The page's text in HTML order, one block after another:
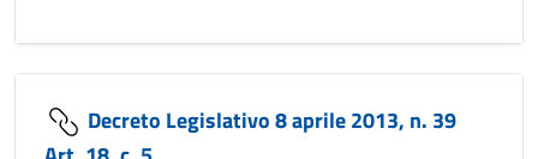
Decreto Legislativo 8 aprile 2013, n. 39